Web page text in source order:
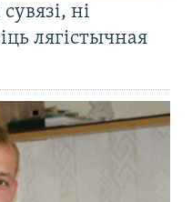
ні
лягістычная